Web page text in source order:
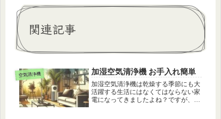
関連記事
空気清浄機 加湿空気清浄機 お手入れ簡単
加湿空気清浄機は乾燥する季節にも大
活躍する生活にはなくてはならない家
電になってきましたよね？ですが、加